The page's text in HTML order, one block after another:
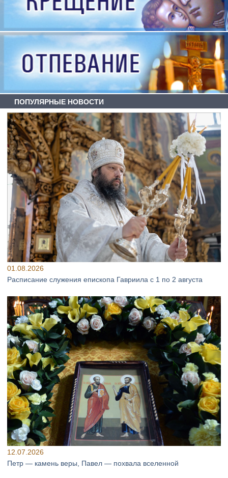
ПОПУЛЯРНЫЕ НОВОСТИ
01.08.2026
Расписание служения епископа Гавриила с 1 по 2 августа
12.07.2026
Петр — камень веры, Павел — похвала вселенной